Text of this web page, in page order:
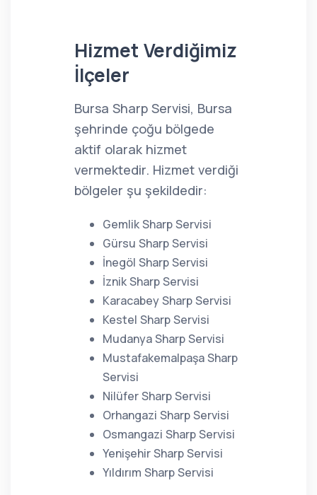
Hizmet Verdiğimiz
İlçeler
Bursa Sharp Servisi, Bursa
şehrinde çoğu bölgede
aktif olarak hizmet
vermektedir. Hizmet verdiği
bölgeler şu şekildedir:
Gemlik Sharp Servisi
Gürsu Sharp Servisi
İnegöl Sharp Servisi
İznik Sharp Servisi
Karacabey Sharp Servisi
Kestel Sharp Servisi
Mudanya Sharp Servisi
Mustafakemalpaşa Sharp
Servisi
Nilüfer Sharp Servisi
Orhangazi Sharp Servisi
Osmangazi Sharp Servisi
Yenişehir Sharp Servisi
Yıldırım Sharp Servisi